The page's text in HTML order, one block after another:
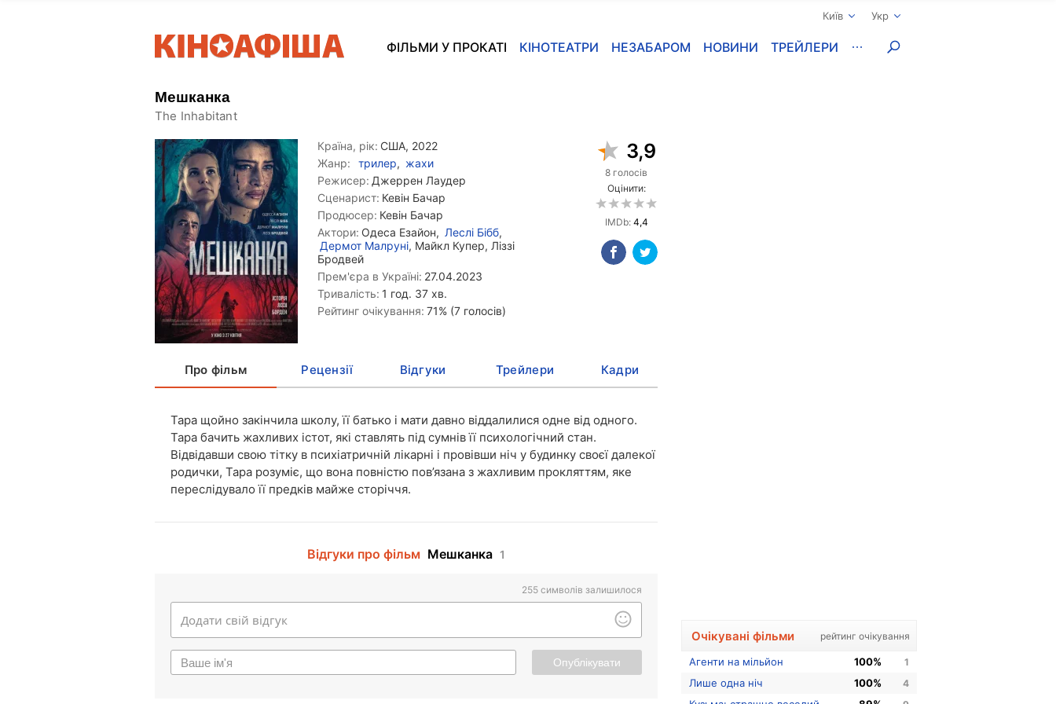
Київ Укр
ФІЛЬМИ У ПРОКАТІ КІНОТЕАТРИ НЕЗАБАРОМ НОВИНИ ТРЕЙЛЕРИ
Мешканка
The Inhabitant
Країна, рік: США, 2022
Жанр:
трилер, жахи
Режисер: Джеррен Лаудер
Сценарист: Кевін Бачар
Продюсер: Кевін Бачар
Актори: Одеса Езайон, Леслі Бібб,
Дермот Малруні, Майкл Купер, Ліззі
Бродвей
Прем'єра в Україні: 27.04.2023
Тривалість: 1 год. 37 хв.
Рейтинг очікування: 71% (7 голосів)
3,9
8 голосів
Оцінити:
IMDb: 4,4
Про фільм Рецензії Відгуки Трейлери Кадри
Тара щойно закінчила школу, її батько і мати давно віддалилися одне від одного.
Тара бачить жахливих істот, які ставлять під сумнів її психологічний стан.
Відвідавши свою тітку в психіатричній лікарні і провівши ніч у будинку своєї далекої
родички, Тара розуміє, що вона повністю пов’язана з жахливим прокляттям, яке
переслідувало її предків майже сторіччя.
Відгуки про фільм Мешканка 1
255 символів залишилося
Опублікувати
Очікувані фільми рейтинг очікування
Агенти на мільйон 100% 1
Лише одна ніч 100% 4